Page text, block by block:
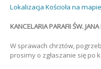
Lokalizacja Kościoła na
KANCELARIA PARAFII ŚW.
W sprawach chrztów,
prosimy o zgłaszanie się po